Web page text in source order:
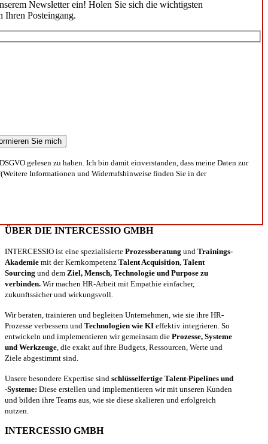
Newsletter ein! Holen Sie sich die wichtigsten
Ihren Posteingang.
gelesen zu haben. Ich bin damit einverstanden, dass meine Daten zur
Informationen und Widerrufshinweise finden Sie in der
ÜBER DIE INTERCESSIO GMBH
INTERCESSIO ist eine spezialisierte Prozessberatung und Trainings-
Akademie mit der Kernkompetenz Talent Acquisition Talent
Sourcing und dem Ziel, Mensch, Technologie und Purpose zu
verbinden. Wir machen HR-Arbeit mit Empathie einfacher,
zukunftssicher und wirkungsvoll.
Wir beraten, trainieren und begleiten Unternehmen, wie sie ihre HR-
Prozesse verbessern und Technologien wie KI effektiv integrieren. So
entwickeln und implementieren wir gemeinsam die Prozesse, Systeme
und Werkzeuge , die exakt auf ihre Budgets, Ressourcen, Werte und
Ziele abgestimmt sind.
Unsere besondere Expertise sind schlüsselfertige Talent-Pipelines und
-Systeme: Diese erstellen und implementieren wir mit unseren Kunden
und bilden ihre Teams aus, wie sie diese skalieren und erfolgreich
nutzen.
INTERCESSIO GMBH